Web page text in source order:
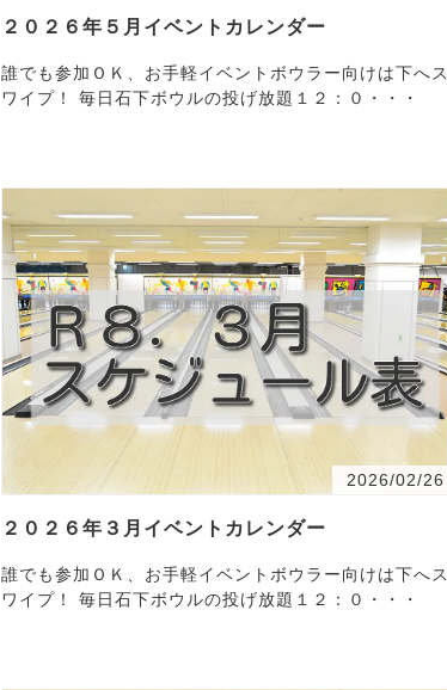
２０２６年５月イベントカレンダー
誰でも参加ＯＫ、お手軽イベントボウラー向けは下へス
ワイプ！ 毎日石下ボウルの投げ放題１２：０・・・
2026/02/26
２０２６年３月イベントカレンダー
誰でも参加ＯＫ、お手軽イベントボウラー向けは下へス
ワイプ！ 毎日石下ボウルの投げ放題１２：０・・・